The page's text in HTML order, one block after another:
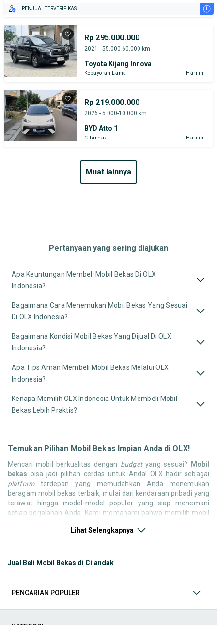
PENJUAL TERVERIFIKASI i
Rp 295.000.000
2021 - 55.000-60.000 km
Toyota Kijang Innova
Kebayoran Lama Hari ini
Rp 219.000.000
2026 - 5.000-10.000 km
BYD Atto 1
Cilandak Hari ini
muat lainnya
Pertanyaan yang sering diajukan
Apa Keuntungan Membeli Mobil Bekas Di OLX
Indonesia?
Bagaimana Cara Menemukan Mobil Bekas Yang Sesuai
Di OLX Indonesia?
Bagaimana Kondisi Mobil Bekas Yang Dijual Di OLX
Indonesia?
Apa Tips Aman Membeli Mobil Bekas Melalui OLX
Indonesia?
Kenapa Memilih OLX Indonesia Untuk Membeli Mobil
Bekas Lebih Praktis?
Temukan Pilihan Mobil Bekas Impian Anda di OLX!
Mencari mobil berkualitas dengan budgetyang sesuai? Mobil
bekas bisa jadi pilihan cerdas untuk Anda! OLX hadir sebagai
platformterdepan yang memudahkan Anda menemukan
beragam mobil bekas terbaik, mulai dari kendaraan pribadi yang
terawat hingga model-model populer yang siap menemani
setiap perjalanan Anda. Kami memahami bahwa memilih mobil
ribuan daftar dari penjual terpercaya di seluruh Indonesia.
dengan gaya hidup, kebutuhan, danbudgetAnda!
Memilih mobil bekas yang tepat tentu bukan perkara mudah.
berkelas, atau mobil kota yang irit dan lincah? Di OLX, Anda akan
Lihat Selengkapnya
Jual Beli Mobil Bekas di Cilandak
PENCARIAN POPULER